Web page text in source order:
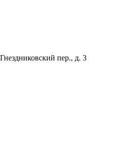
пер., д. 3